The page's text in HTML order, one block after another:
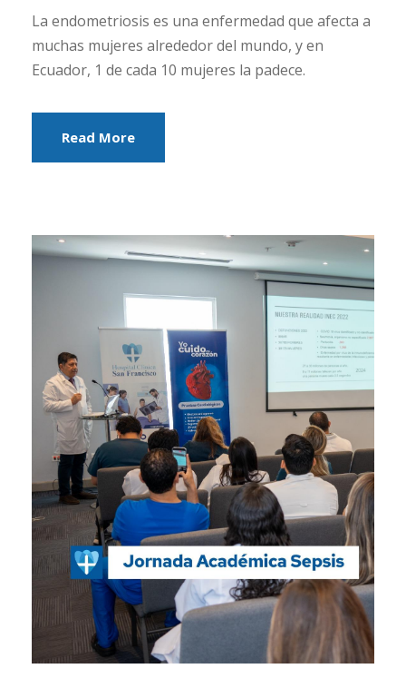
La endometriosis es una enfermedad que afecta a
muchas mujeres alrededor del mundo, y en
Ecuador, 1 de cada 10 mujeres la padece.
Read More